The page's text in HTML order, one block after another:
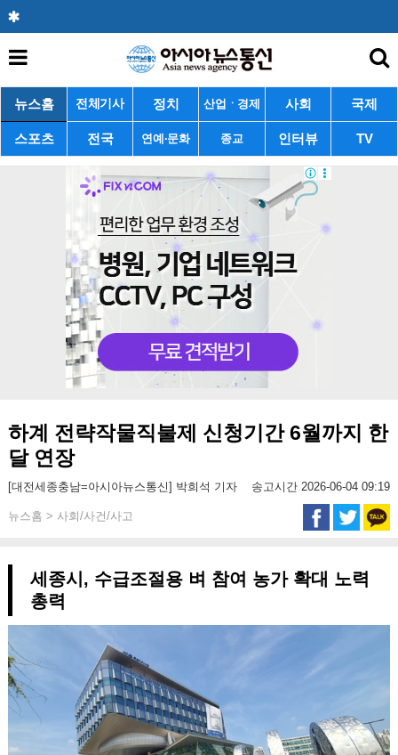
뉴스홈 전체기사 정치 산업ㆍ경제 사회 국제
스포츠 전국 연예·문화 종교 인터뷰 TV
하계 전략작물직불제 신청기간 6월까지 한
달 연장
[대전세종충남=아시아뉴스통신] 박희석 기자 송고시간 2026-06-04 09:19
뉴스홈 > 사회/사건/사고
세종시, 수급조절용 벼 참여 농가 확대 노력
총력